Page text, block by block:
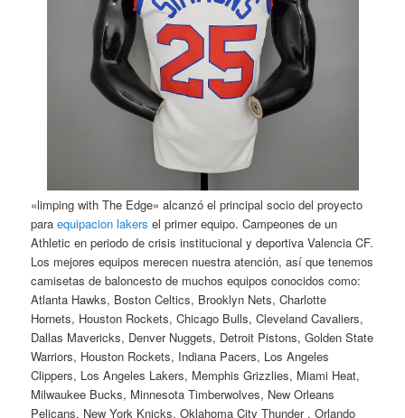
«limping with The Edge» alcanzó el principal socio del proyecto
paraequipacion lakers el primer equipo. Campeones de un
Athletic en periodo de crisis institucional y deportiva Valencia CF.
Los mejores equipos merecen nuestra atención, así que tenemos
camisetas de baloncesto de muchos equipos conocidos como:
Atlanta Hawks, Boston Celtics, Brooklyn Nets, Charlotte
Hornets, Houston Rockets, Chicago Bulls, Cleveland Cavaliers,
Dallas Mavericks, Denver Nuggets, Detroit Pistons, Golden State
Warriors, Houston Rockets, Indiana Pacers, Los Angeles
Clippers, Los Angeles Lakers, Memphis Grizzlies, Miami Heat,
Milwaukee Bucks, Minnesota Timberwolves, New Orleans
Pelicans, New York Knicks, Oklahoma City Thunder , Orlando